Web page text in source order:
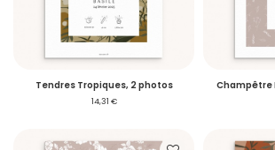
Tendres Tropiques, 2 photos
14,31 €
Champêtre